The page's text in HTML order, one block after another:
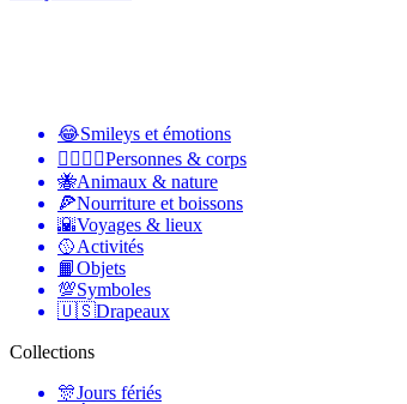
😂Smileys et émotions
👩‍❤️‍💋‍👨Personnes & corps
🐝Animaux & nature
🍕Nourriture et boissons
🌇Voyages & lieux
🥎Activités
📙Objets
💯Symboles
🇺🇸Drapeaux
Collections
🎊Jours fériés